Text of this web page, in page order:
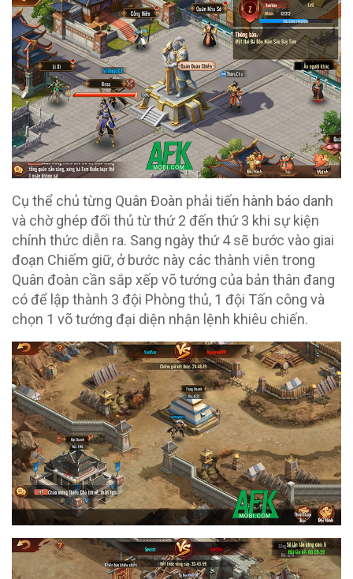
Cụ thể chủ từng Quân Đoàn phải tiến hành báo danh
và chờ ghép đối thủ từ thứ 2 đến thứ 3 khi sự kiện
chính thức diễn ra. Sang ngày thứ 4 sẽ bước vào giai
đoạn Chiếm giữ, ở bước này các thành viên trong
Quân đoàn cần sắp xếp võ tướng của bản thân đang
có để lập thành 3 đội Phòng thủ, 1 đội Tấn công và
chọn 1 võ tướng đại diện nhận lệnh khiêu chiến.